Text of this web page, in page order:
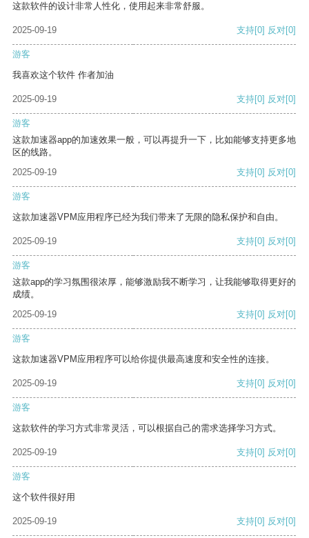
这款软件的设计非常人性化，使用起来非常舒服。
2025-09-19 支持[0] 反对[0]
游客
我喜欢这个软件 作者加油
2025-09-19 支持[0] 反对[0]
游客
这款加速器app的加速效果一般，可以再提升一下，比如能够支持更多地
区的线路。
2025-09-19
支持[0] 反对[0]
游客
这款加速器VPM应用程序已经为我们带来了无限的隐私保护和自由。
2025-09-19 支持[0] 反对[0]
游客
这款app的学习氛围很浓厚，能够激励我不断学习，让我能够取得更好的
成绩。
2025-09-19
支持[0] 反对[0]
游客
这款加速器VPM应用程序可以给你提供最高速度和安全性的连接。
2025-09-19 支持[0] 反对[0]
游客
这款软件的学习方式非常灵活，可以根据自己的需求选择学习方式。
2025-09-19 支持[0] 反对[0]
游客
这个软件很好用
2025-09-19 支持[0] 反对[0]